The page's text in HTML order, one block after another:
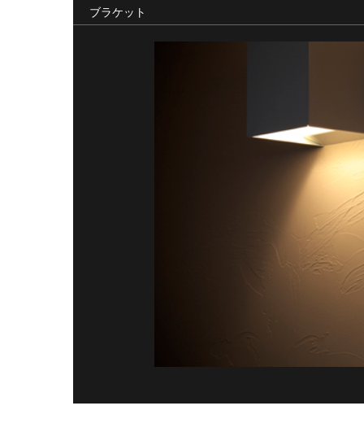
ブラケット